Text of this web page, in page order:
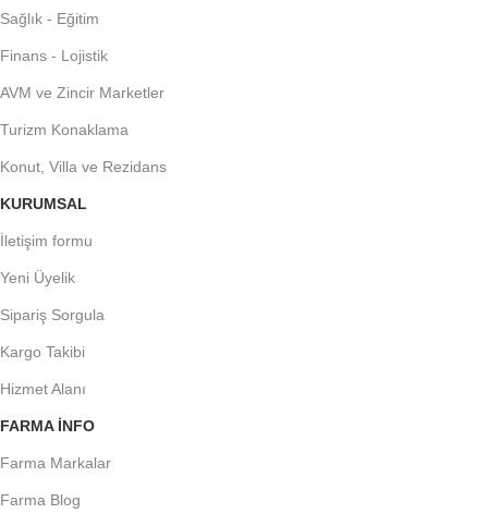
Sağlık - Eğitim
Finans - Lojistik
AVM ve Zincir Marketler
Turizm Konaklama
Konut, Villa ve Rezidans
KURUMSAL
İletişim formu
Yeni Üyelik
Sipariş Sorgula
Kargo Takibi
Hizmet Alanı
FARMA INFO
Farma Markalar
Farma Blog